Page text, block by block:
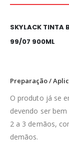
SKYLACK TINTA
99/07 900ML
Preparação /
O produto já se
devendo ser
2 a 3 demãos,
demãos.